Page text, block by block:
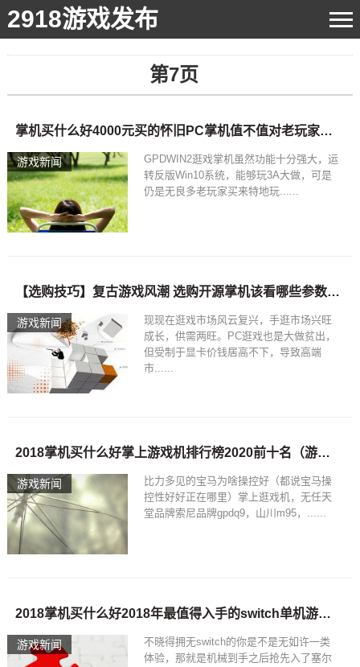
2918游戏发布
第7页
游戏新闻
掌机买什么好4000元买的怀旧PC掌机值不值对老玩家来说这个功能强大就行
GPDWIN2逛戏掌机虽然功能十分强大，运
转反版Win10系统，能够玩3A大做，可是
仍是无良多老玩家买来特地玩......
游戏新闻
【选购技巧】复古游戏风潮 选购开源掌机该看哪些参数，掌机买什么好
现现在逛戏市场风云复兴，手逛市场兴旺
成长，供需两旺。PC逛戏也是大做贫出，
但受制于显卡价钱居高不下，导致高端
市......
游戏新闻
2018掌机买什么好掌上游戏机排行榜2020前十名（游戏机掌机排行榜）
比力多见的宝马为啥操控好（都说宝马操
控性好好正在哪里）掌上逛戏机，无任天
堂品牌索尼品牌gpdq9，山川m95，......
游戏新闻
2018掌机买什么好2018年最值得入手的switch单机游戏推荐绝大部分是独立作品
不晓得拥无switch的你是不是无如许一类
体验，那就是机械到手之后抢先入了塞尔